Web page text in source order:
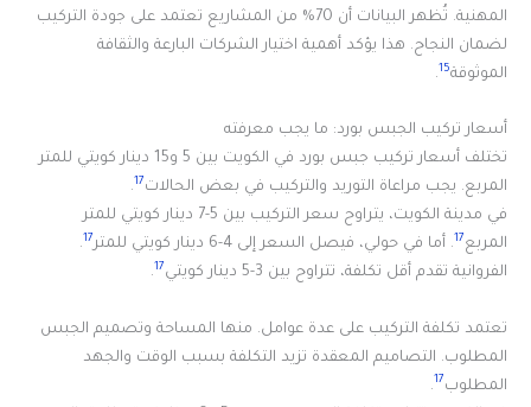
المهنية. تُظهر البيانات أن 70% من المشاريع تعتمد على جودة التركيب
لضمان النجاح. هذا يؤكد أهمية اختيار الشركات البارعة والثقافة
الموثوقة15
.
أسعار تركيب الجبس بورد: ما يجب معرفته
تختلف أسعار تركيب جبس بورد في الكويت بين 5 و15 دينار كويتي للمتر
المربع. يجب مراعاة التوريد والتركيب في بعض الحالات17
.
في مدينة الكويت، يتراوح سعر التركيب بين 5-7 دينار كويتي للمتر
المربع17. أما في حولي، فيصل السعر إلى 4-6 دينار كويتي للمتر 17
.
الفروانية تقدم أقل تكلفة، تتراوح بين 3-5 دينار كويتي
17
.
تعتمد تكلفة التركيب على عدة عوامل. منها المساحة وتصميم الجبس
المطلوب. التصاميم المعقدة تزيد التكلفة بسبب الوقت والجهد
المطلوب17
.